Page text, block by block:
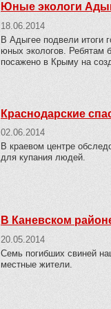
Юные экологи
18.06.2014
В Адыгее подвели итоги
юных экологов. Ребятам
посажено в Крыму на
Краснодарские
02.06.2014
В краевом центре
для купания людей.
В Каневском
20.05.2014
Семь погибших свиней
местные жители.